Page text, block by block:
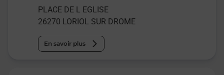
PLACE DE L EGLISE
26270 LORIOL SUR DROME
En savoir plus